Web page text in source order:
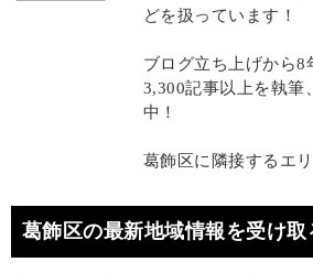
どを扱っています！
ブログ立ち上げから8
3,300記事以上を執筆
中！
葛飾区に隣接するエ
葛飾区の最新地域情報を受け取